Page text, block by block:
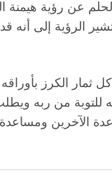
الحلم عن رؤية
الرؤية إلى أنه
الكرز
من ربه
الآخرين